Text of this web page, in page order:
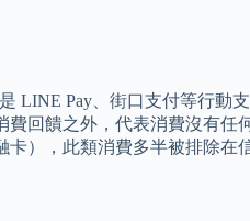
LINE Pay、街口支付等行動
回饋之外，代表消費沒有任
），此類消費多半被排除在